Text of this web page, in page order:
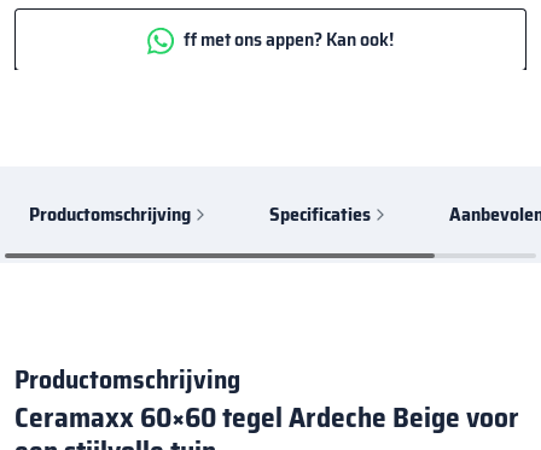
ff met ons appen? Kan ook!
Productomschrijving Specificaties
Productomschrijving
Ceramaxx 60×60 tegel Ardeche Beige voor